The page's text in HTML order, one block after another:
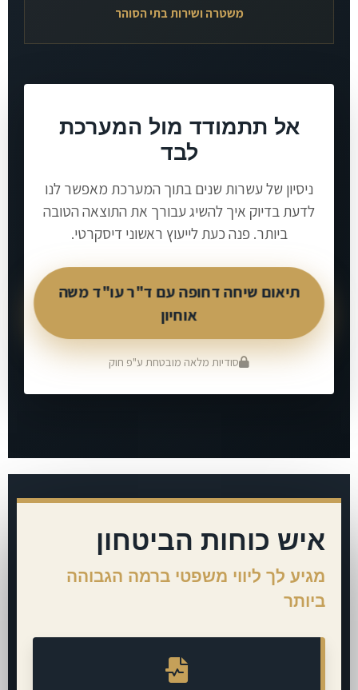
משטרה ושירות בתי הסוהר
אל תתמודד מול המערכת
לבד
ניסיון של עשרות שנים בתוך המערכת מאפשר לנו
לדעת בדיוק איך להשיג עבורך את התוצאה הטובה
ביותר. פנה כעת לייעוץ ראשוני דיסקרטי.
תיאום שיחה דחופה עם ד"ר עו"ד משה
אוחיון
סודיות מלאה מובטחת ע"פ חוק
איש כוחות הביטחון
מגיע לך ליווי משפטי ברמה הגבוהה
ביותר